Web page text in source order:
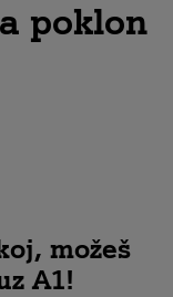
poklon
možeš
A1!